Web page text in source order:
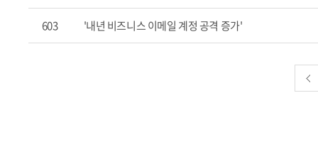
603 '내년 비즈니스 이메일 계정 공격 증가'